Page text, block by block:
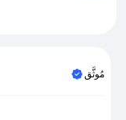
مُوثَّق